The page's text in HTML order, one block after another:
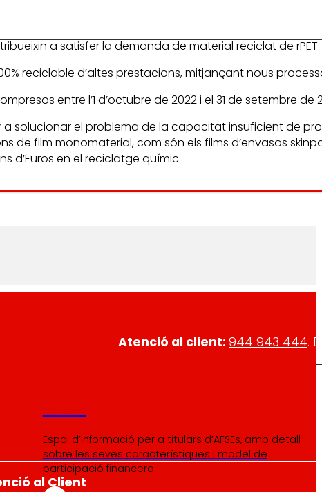
Espai d’informació per a titulars d’AFSEs, amb detall
sobre les seves característiques i model de
participació financera.
a satisfer la demanda de material reciclat de rPET
reciclable d’altes prestacions, mitjançant nous
entre l’1 d’octubre de 2022 i el 31 de setembre de
solucionar el problema de la capacitat insuficient de
film monomaterial, com són els films d’envasos
d’Euros en el reciclatge químic.
Atenció al client: 944 943 444.
al Client